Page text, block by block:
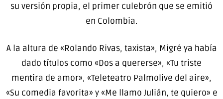
su versión propia, el primer culebrón que se emitió
en Colombia.
A la altura de «Rolando Rivas, taxista», Migré ya había
dado títulos como «Dos a quererse», «Tu triste
mentira de amor», «Teleteatro Palmolive del aire»,
«Su comedia favorita» y «Me llamo Julián, te quiero» e